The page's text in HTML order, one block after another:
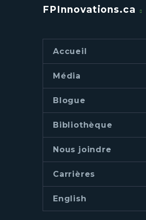
FPInnovations.ca
Accueil
Média
Blogue
Bibliothèque
Nous joindre
Carrières
English